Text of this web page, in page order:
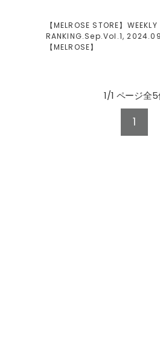
【MELROSE STORE】WEEKLY
RANKING.Sep.Vol.1,
【MELROSE】
1/1 ページ全
1